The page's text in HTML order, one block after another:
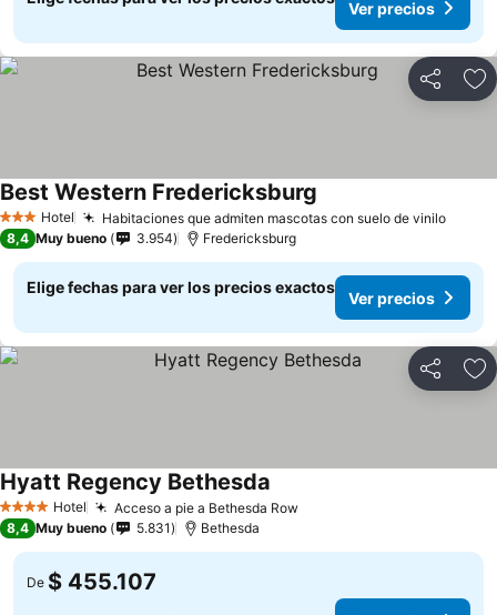
Ver precios
Compartir
3 Estrellas
Hotel Habitaciones que admiten mascotas con suelo de vinilo
Best Western Fredericksburg
8,4 Muy bueno 3.954 Fredericksburg
Elige fechas para ver los precios exactos
Ver precios
Compartir
4 EstrellasHotel Acceso a pie a Bethesda Row
Hyatt Regency Bethesda
8,4 Muy bueno 5.831 Bethesda
De $ 455.107